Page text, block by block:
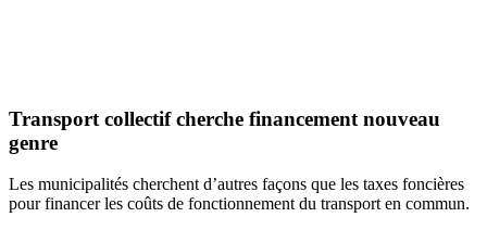
Transport collectif cherche financement nouveau
genre
Les municipalités cherchent d’autres façons que les taxes foncières
pour financer les coûts de fonctionnement du transport en commun.